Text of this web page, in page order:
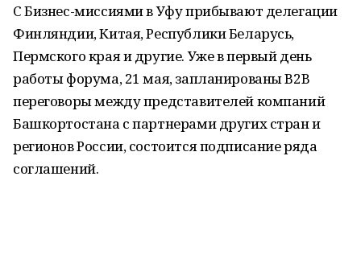
С Бизнес-миссиями в Уфу прибывают делегации
Финляндии, Китая, Республики Беларусь,
Пермского края и другие. Уже в первый день
работы форума, 21 мая, запланированы B2B
переговоры между представителей компаний
Башкортостана с партнерами других стран и
регионов России, состоится подписание ряда
соглашений.